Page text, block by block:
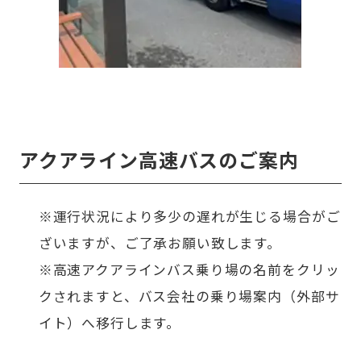
アクアライン高速バスのご案内
※運行状況により多少の遅れが生じる場合がご
ざいますが、ご了承お願い致します。
※高速アクアラインバス乗り場の名前をクリッ
クされますと、バス会社の乗り場案内（外部サ
イト）へ移行します。